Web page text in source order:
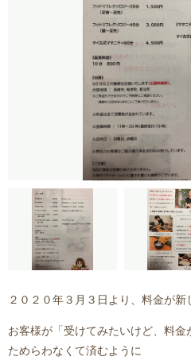
２０２０年３月３日より、料金が新
お客様が「受けてみたいけど、料金
ためらわなくて済むように